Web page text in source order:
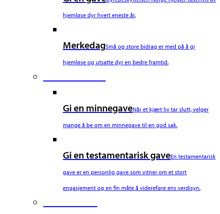
hjemløse dyr hvert eneste år.
MerkedagSmå og store bidrag er med på å gi
hjemløse og utsatte dyr en bedre framtid.
Gi en minnegaveNår et kjært liv tar slutt, velger
mange å be om en minnegave til en god sak.
Gi en testamentarisk gaveEn testamentarisk
gave er en personlig gave som vitner om et stort
engasjement og en fin måte å videreføre ens verdisyn.